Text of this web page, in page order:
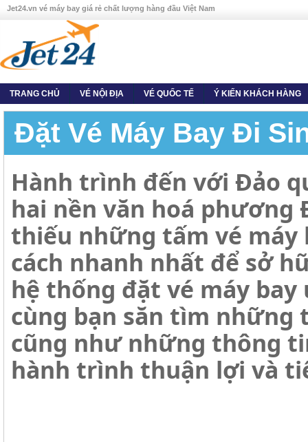
Jet24.vn vé máy bay giá rẻ chất lượng hàng đầu Việt Nam
TRANG CHỦ VÉ NỘI ĐỊA VÉ QUỐC TẾ Ý KIẾN KHÁCH HÀNG
Đặt Vé Máy Bay Đi
Hành trình đến với Đảo
hai nền văn hoá phương
thiếu những tấm vé
cách nhanh nhất để sở
hệ thống đặt vé máy bay
cùng bạn săn tìm những
cũng như những thông
hành trình thuận lợi và